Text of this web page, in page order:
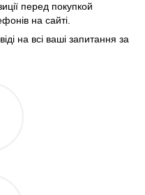
перед покупкой
на сайті.
на всі ваші запитання за